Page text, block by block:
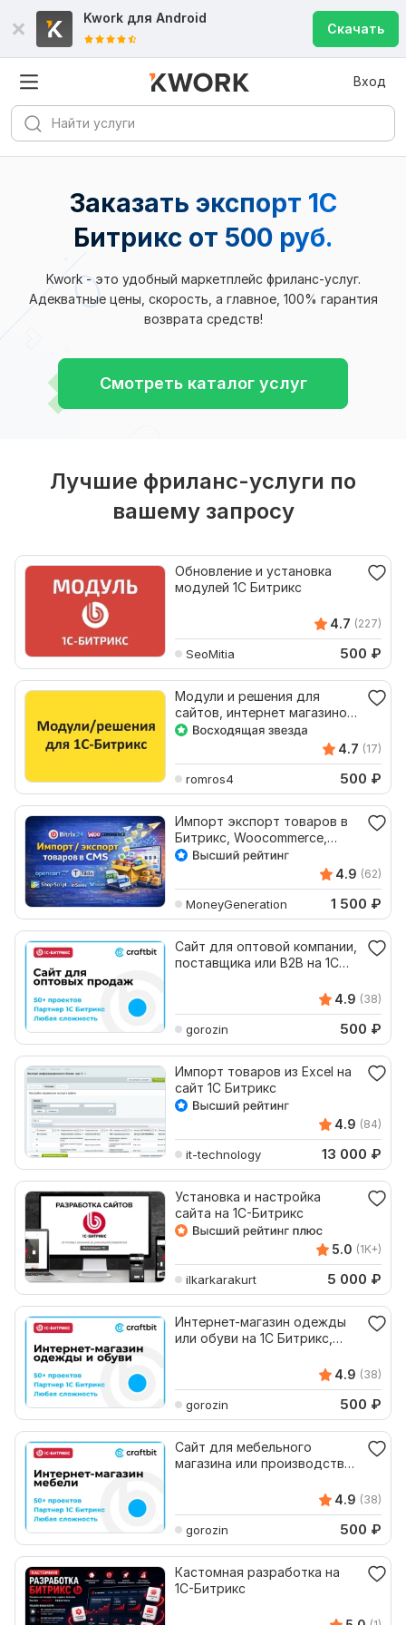
Kwork для Android
Скачать
Вход
Заказать экспорт 1С
Битрикс от 500 руб.
Kwork - это удобный маркетплейс фриланс-услуг.
Адекватные цены, скорость, а главное, 100% гарантия
возврата средств!
Смотреть каталог услуг
Лучшие фриланс-услуги по
вашему запросу
Обновление и установка
модулей 1С Битрикс
4.7 (227)
SeoMitia 500 ₽
Модули и решения для
сайтов, интернет магазинов
на 1С Битрикс
4.7 (17)
romros4 500 ₽
Импорт экспорт товаров в
Битрикс, Woocommerce,
OpenCart, Tilda, UmiCMS
4.9 (62)
MoneyGeneration 1 500 ₽
Сайт для оптовой компании,
поставщика или B2B на 1С
4.9 (38)
gorozin 500 ₽
Импорт товаров из Excel на
сайт 1С Битрикс
4.9 (84)
it-technology 13 000 ₽
Установка и настройка
сайта на 1С-Битрикс
5.0 (1K+)
ilkarkarakurt 5 000 ₽
Интернет-магазин одежды
или обуви на 1С Битрикс,
4.9 (38)
gorozin 500 ₽
Сайт для мебельного
магазина или производства
4.9 (38)
gorozin 500 ₽
Кастомная разработка на
1С-Битрикс